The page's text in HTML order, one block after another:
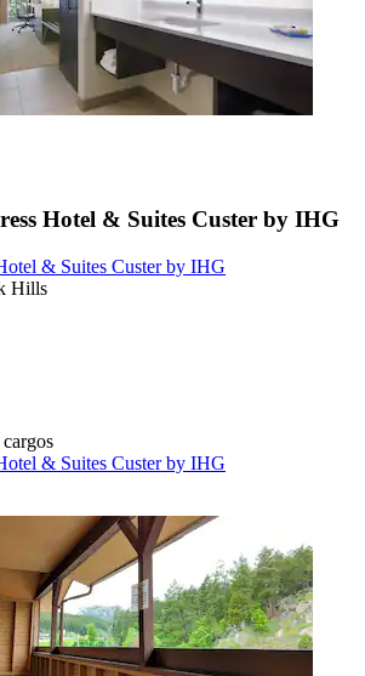
Hotel & Suites Custer by IHG
& Suites Custer by IHG
Hills
& Suites Custer by IHG